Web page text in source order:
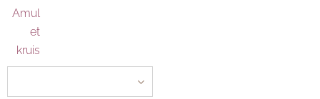
Amul
et
kruis